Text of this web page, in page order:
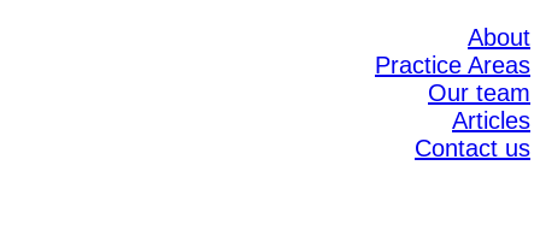
About
Practice Areas
Our team
Articles
Contact us